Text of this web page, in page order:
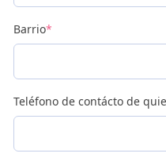
Barrio*
Teléfono de contácto de